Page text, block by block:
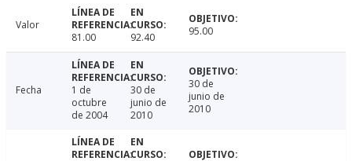
Valor
81.00
92.40 95.00
Fecha
1 de
octubre
de 2004
30 de
junio de
2010
30 de
junio de
2010